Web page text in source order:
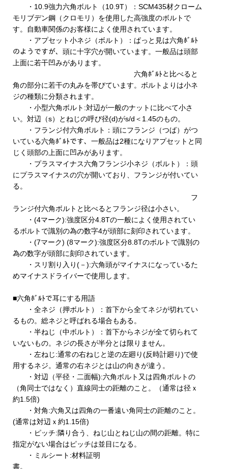
・10.9強力六角ボルト（10.9T）：SCM435材クローム
モリブデン鋼（クロモリ）を使用した高強度のボルトで
す。自動車関係のお客様によく使用されています。
・アプセット小ネジ（ボルト）：ぱっと見は六角ﾎﾞﾙﾄ
のようですが、頭に十字穴が開いています。一般品は頭部
上面に若干凹みがあります。
六角ﾎﾞﾙﾄと比べると
角の部分に若干の丸みを帯びています。ボルトよりは小ネ
ジの種類に分類されます。
・小型六角ボルト:対辺が一般のナットに比べて小さ
い。対辺（s）とねじの呼び径(d)がs/d＜1.45のもの。
・フランジ付六角ボルト：頭にフランジ（つば）がつ
いている六角ﾎﾞﾙﾄです、一般品は2種になりアプセットと同
じく頭部の上面に凹みがあります。
・プラスマイナス六角フランジ小ネジ（ボルト）：頭
にプラスマイナスの穴が開いており、フランジが付いてい
る。
フ
ランジ付六角ボルトと比べるとフランジ径は小さい。
・(4マーク):強度区分4.8Tの一般によく使用されてい
るボルトで識別の為の数字4が頭部に刻印されています。
・(7マーク) (8マーク):強度区分8.8Tのボルトで識別の
為の数字が頭部に刻印されています。
・スリ割り入り(－):六角頭がマイナスになっているた
めマイナスドライバーで使用します。
■六角ﾎﾞﾙﾄで耳にする用語
・全ネジ（押ボルト）：首下から全てネジが切れてい
るもの。総ネジと呼ばれる場合もある。
・半ねじ（中ボルト）：首下からネジが全て切られて
いないもの。ネジの長さが半分とは限りません。
・左ねじ:通常の右ねじと逆の左廻り(反時計廻り)で使
用するネジ。通常の右ネジとは山の向きが違う。
・対辺（平径・二面幅):六角ボルト又は四角ボルトの
（角同士ではなく）直線同士の距離のこと。（通常は径ｘ
約1.5倍)
・対角:六角又は四角の一番遠い角同士の距離のこと。
(通常は対辺ｘ約1.15倍)
・ピッチ:隣り合う、ねじ山とねじ山の間の距離。特に
指定がない場合はピッチは並目になる。
・ミルシート:材料証明
書